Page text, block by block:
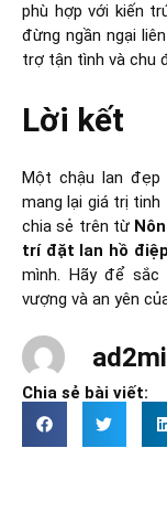
phù hợp với kiến
đừng ngần ngại
trợ tận tình và chu
Lời kết
Một chậu lan
mang lại giá trị tinh
chia sẻ trên từ
trí đặt lan hồ
mình. Hãy để
vượng và an yên
Chia sẻ bài viết: